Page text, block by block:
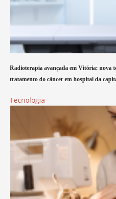
Radioterapia avançada em Vitória: nova
tratamento do câncer em hospital da
Tecnologia